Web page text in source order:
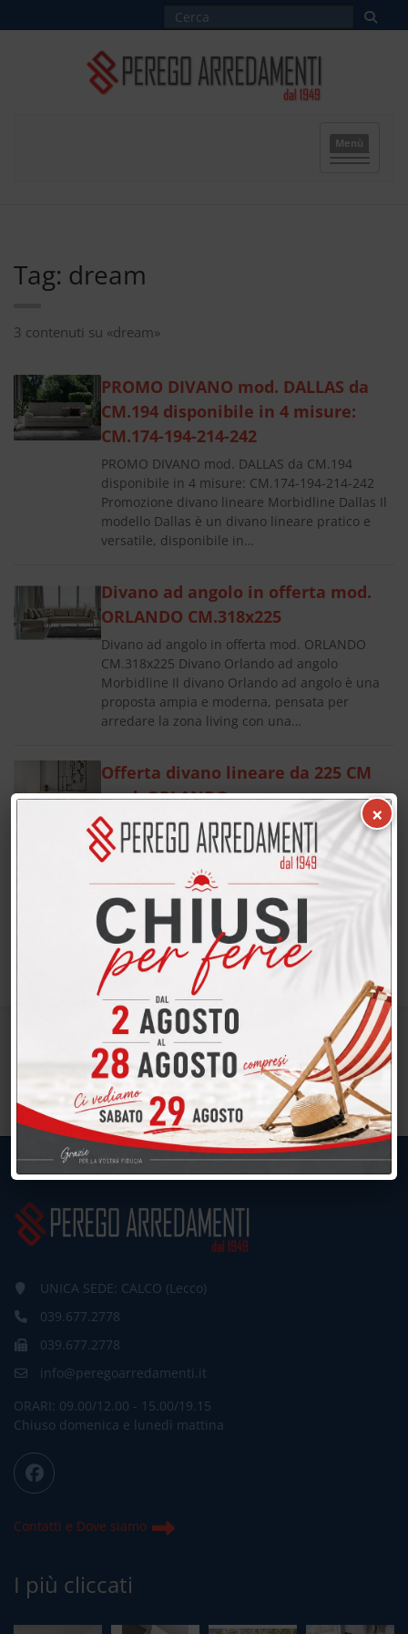
Menù
Tag: dream
3 contenuti su «dream»
PROMO DIVANO mod. DALLAS da
CM.194 disponibile in 4 misure:
CM.174-194-214-242
PROMO DIVANO mod. DALLAS da CM.194
disponibile in 4 misure: CM.174-194-214-242
Promozione divano lineare Morbidline Dallas Il
modello Dallas è un divano lineare pratico e
versatile, disponibile in…
Divano ad angolo in offerta mod.
ORLANDO CM.318x225
Divano ad angolo in offerta mod. ORLANDO
CM.318x225 Divano Orlando ad angolo
Morbidline Il divano Orlando ad angolo è una
proposta ampia e moderna, pensata per
arredare la zona living con una…
Offerta divano lineare da 225 CM
mod. ORLANDO
Offerta divano lineare da 225 CM mod.
ORLANDO Divano lineare Orlando Morbidline Il
prezzo promozionale indicato per il divano
lineare Morbidline modello Orlando è riferito
alla composizione ritratta…
UNICA SEDE: CALCO (Lecco)
039.677.2778
039.677.2778
info@peregoarredamenti.it
ORARI: 09.00/12.00 - 15.00/19.15
Chiuso domenica e lunedì mattina
Contatti e Dove siamo
I più cliccati
×